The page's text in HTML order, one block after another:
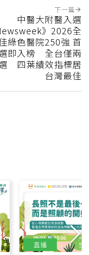
下一篇
中醫大附醫入選
》2026全
綠色醫院250強 首
即入榜 全台僅兩
四葉績效指標居
台灣最佳
直播